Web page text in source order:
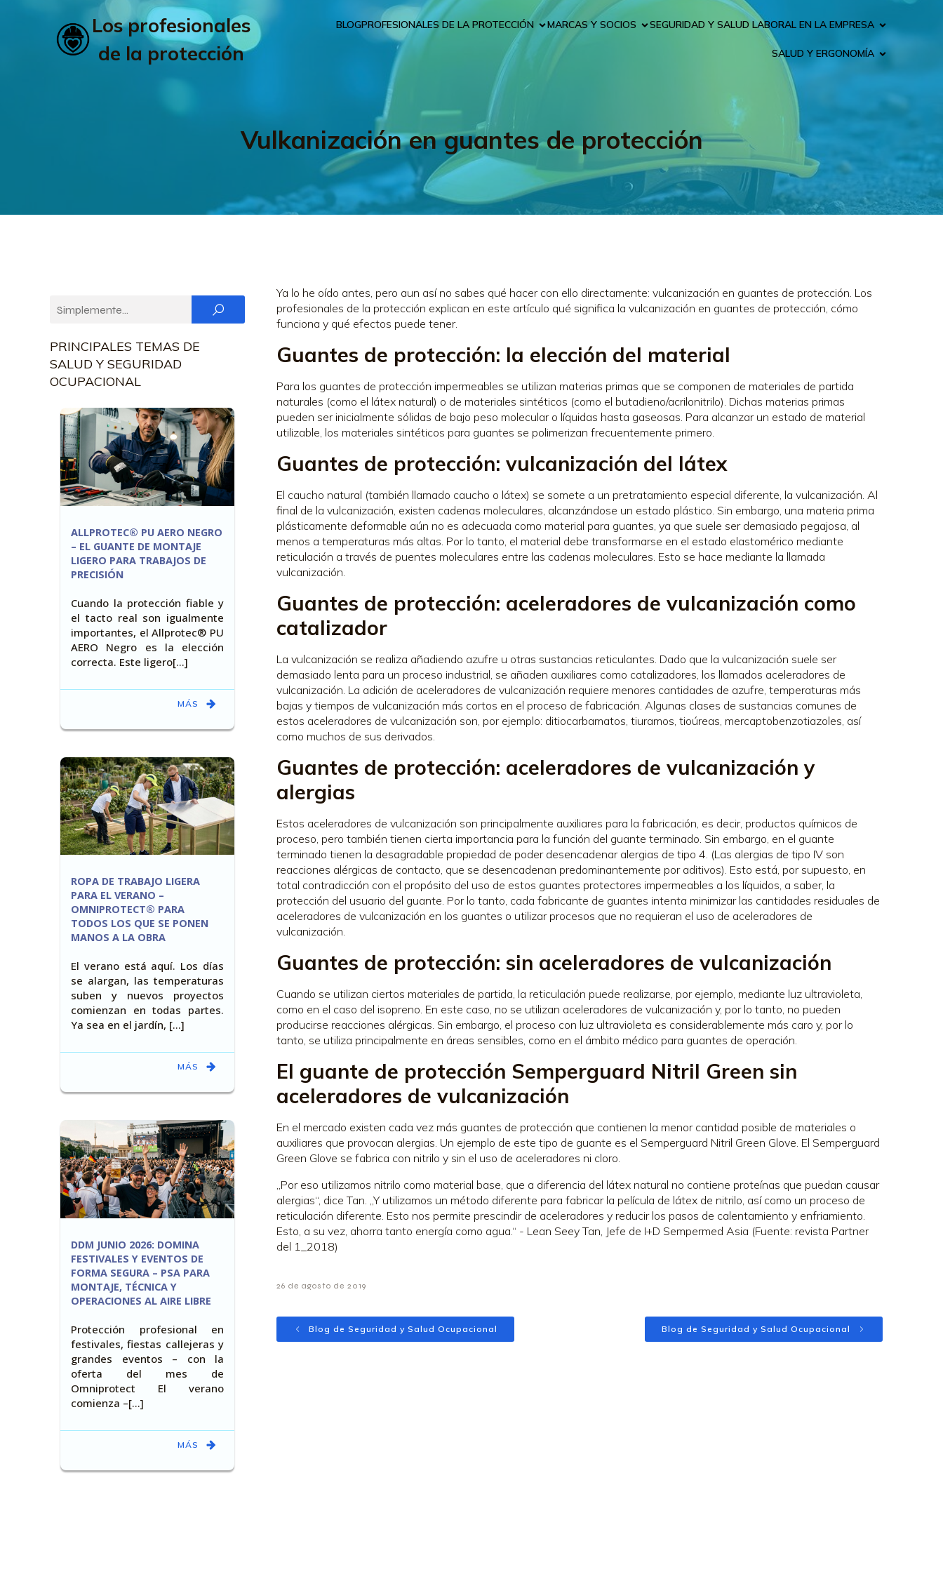
Los profesionales
de la protección
BLOGPROFESIONALES DE LA PROTECCIÓN MARCAS Y SOCIOS SEGURIDAD Y SALUD LABORAL EN LA EMPRESA
SALUD Y ERGONOMÍA
Vulkanización en guantes de protección
PRINCIPALES TEMAS DE
SALUD Y SEGURIDAD
OCUPACIONAL
ALLPROTEC® PU AERO NEGRO
– EL GUANTE DE MONTAJE
LIGERO PARA TRABAJOS DE
PRECISIÓN
Cuando la protección fiable y
el tacto real son igualmente
importantes, el Allprotec® PU
AERO Negro es la elección
correcta. Este ligero[…]
MÁS
ROPA DE TRABAJO LIGERA
PARA EL VERANO –
OMNIPROTECT® PARA
TODOS LOS QUE SE PONEN
MANOS A LA OBRA
El verano está aquí. Los días
se alargan, las temperaturas
suben y nuevos proyectos
comienzan en todas partes.
Ya sea en el jardín, [...]
MÁS
DDM JUNIO 2026: DOMINA
FESTIVALES Y EVENTOS DE
FORMA SEGURA – PSA PARA
MONTAJE, TÉCNICA Y
OPERACIONES AL AIRE LIBRE
Protección profesional en
festivales, fiestas callejeras y
grandes eventos – con la
oferta del mes de
Omniprotect El verano
comienza –[…]
MÁS
Ya lo he oído antes, pero aun así no sabes qué hacer con ello directamente: vulcanización en guantes de protección. Los
profesionales de la protección explican en este artículo qué significa la vulcanización en guantes de protección, cómo
funciona y qué efectos puede tener.
Guantes de protección: la elección del material
Para los guantes de protección impermeables se utilizan materias primas que se componen de materiales de partida
naturales (como el látex natural) o de materiales sintéticos (como el butadieno/acrilonitrilo). Dichas materias primas
pueden ser inicialmente sólidas de bajo peso molecular o líquidas hasta gaseosas. Para alcanzar un estado de material
utilizable, los materiales sintéticos para guantes se polimerizan frecuentemente primero.
Guantes de protección: vulcanización del látex
El caucho natural (también llamado caucho o látex) se somete a un pretratamiento especial diferente, la vulcanización. Al
final de la vulcanización, existen cadenas moleculares, alcanzándose un estado plástico. Sin embargo, una materia prima
plásticamente deformable aún no es adecuada como material para guantes, ya que suele ser demasiado pegajosa, al
menos a temperaturas más altas. Por lo tanto, el material debe transformarse en el estado elastomérico mediante
reticulación a través de puentes moleculares entre las cadenas moleculares. Esto se hace mediante la llamada
vulcanización.
Guantes de protección: aceleradores de vulcanización como
catalizador
La vulcanización se realiza añadiendo azufre u otras sustancias reticulantes. Dado que la vulcanización suele ser
demasiado lenta para un proceso industrial, se añaden auxiliares como catalizadores, los llamados aceleradores de
vulcanización. La adición de aceleradores de vulcanización requiere menores cantidades de azufre, temperaturas más
bajas y tiempos de vulcanización más cortos en el proceso de fabricación. Algunas clases de sustancias comunes de
estos aceleradores de vulcanización son, por ejemplo: ditiocarbamatos, tiuramos, tioúreas, mercaptobenzotiazoles, así
como muchos de sus derivados.
Guantes de protección: aceleradores de vulcanización y
alergias
Estos aceleradores de vulcanización son principalmente auxiliares para la fabricación, es decir, productos químicos de
proceso, pero también tienen cierta importancia para la función del guante terminado. Sin embargo, en el guante
terminado tienen la desagradable propiedad de poder desencadenar alergias de tipo 4. (Las alergias de tipo IV son
reacciones alérgicas de contacto, que se desencadenan predominantemente por aditivos). Esto está, por supuesto, en
total contradicción con el propósito del uso de estos guantes protectores impermeables a los líquidos, a saber, la
protección del usuario del guante. Por lo tanto, cada fabricante de guantes intenta minimizar las cantidades residuales de
aceleradores de vulcanización en los guantes o utilizar procesos que no requieran el uso de aceleradores de
vulcanización.
Guantes de protección: sin aceleradores de vulcanización
Cuando se utilizan ciertos materiales de partida, la reticulación puede realizarse, por ejemplo, mediante luz ultravioleta,
como en el caso del isopreno. En este caso, no se utilizan aceleradores de vulcanización y, por lo tanto, no pueden
producirse reacciones alérgicas. Sin embargo, el proceso con luz ultravioleta es considerablemente más caro y, por lo
tanto, se utiliza principalmente en áreas sensibles, como en el ámbito médico para guantes de operación.
El guante de protección Semperguard Nitril Green sin
aceleradores de vulcanización
En el mercado existen cada vez más guantes de protección que contienen la menor cantidad posible de materiales o
auxiliares que provocan alergias. Un ejemplo de este tipo de guante es el Semperguard Nitril Green Glove. El Semperguard
Green Glove se fabrica con nitrilo y sin el uso de aceleradores ni cloro.
„Por eso utilizamos nitrilo como material base, que a diferencia del látex natural no contiene proteínas que puedan causar
alergias“, dice Tan. „Y utilizamos un método diferente para fabricar la película de látex de nitrilo, así como un proceso de
reticulación diferente. Esto nos permite prescindir de aceleradores y reducir los pasos de calentamiento y enfriamiento.
Esto, a su vez, ahorra tanto energía como agua.“ - Lean Seey Tan, Jefe de I+D Sempermed Asia (Fuente: revista Partner
del 1_2018)
26 de agosto de 2019
Blog de Seguridad y Salud Ocupacional Blog de Seguridad y Salud Ocupacional